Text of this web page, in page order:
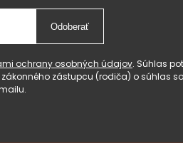
Odoberať
ochrany osobných údajov. Súhlas
zástupcu (rodiča) o súhlas